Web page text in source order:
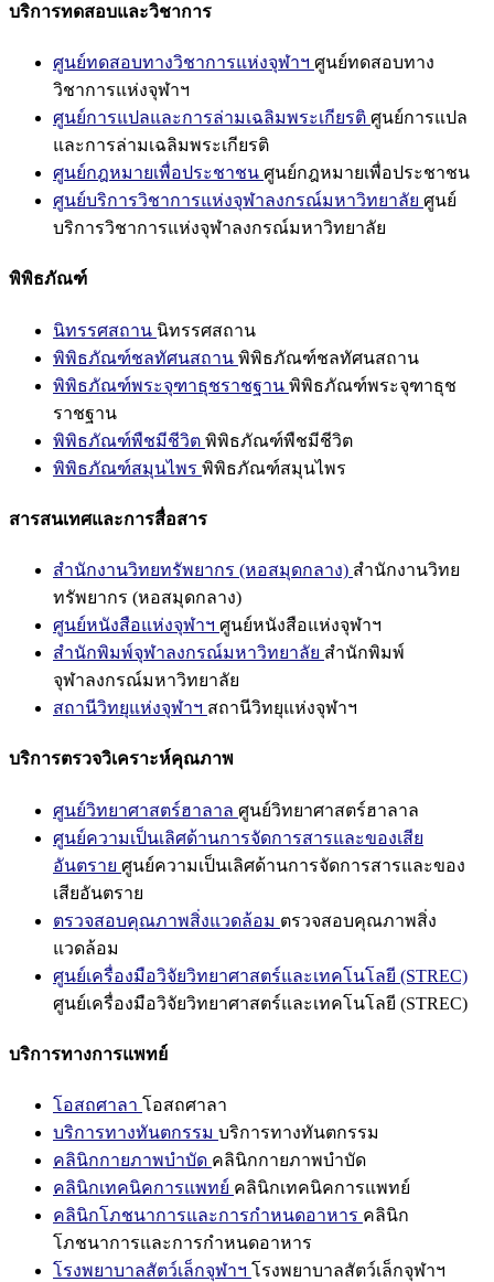
บริการทดสอบและวิชาการ
ศูนย์ทดสอบทางวิชาการแห่งจุฬาฯ ศูนย์ทดสอบทาง
วิชาการแห่งจุฬาฯ
ศูนย์การแปลและการล่ามเฉลิมพระเกียรติ ศูนย์การแปล
และการล่ามเฉลิมพระเกียรติ
ศูนย์กฎหมายเพื่อประชาชน ศูนย์กฎหมายเพื่อประชาชน
ศูนย์บริการวิชาการแห่งจุฬาลงกรณ์มหาวิทยาลัย ศูนย์
บริการวิชาการแห่งจุฬาลงกรณ์มหาวิทยาลัย
พิพิธภัณฑ์
นิทรรศสถาน นิทรรศสถาน
พิพิธภัณฑ์ชลทัศนสถาน พิพิธภัณฑ์ชลทัศนสถาน
พิพิธภัณฑ์พระจุฑาธุชราชฐาน พิพิธภัณฑ์พระจุฑาธุช
ราชฐาน
พิพิธภัณฑ์พืชมีชีวิต พิพิธภัณฑ์พืชมีชีวิต
พิพิธภัณฑ์สมุนไพร พิพิธภัณฑ์สมุนไพร
สารสนเทศและการสื่อสาร
สำนักงานวิทยทรัพยากร (หอสมุดกลาง) สำนักงานวิทย
ทรัพยากร (หอสมุดกลาง)
ศูนย์หนังสือแห่งจุฬาฯ ศูนย์หนังสือแห่งจุฬาฯ
สำนักพิมพ์จุฬาลงกรณ์มหาวิทยาลัย สำนักพิมพ์
จุฬาลงกรณ์มหาวิทยาลัย
สถานีวิทยุแห่งจุฬาฯ สถานีวิทยุแห่งจุฬาฯ
บริการตรวจวิเคราะห์คุณภาพ
ศูนย์วิทยาศาสตร์ฮาลาล ศูนย์วิทยาศาสตร์ฮาลาล
ศูนย์ความเป็นเลิศด้านการจัดการสารและของเสีย
อันตราย ศูนย์ความเป็นเลิศด้านการจัดการสารและของ
เสียอันตราย
ตรวจสอบคุณภาพสิ่งแวดล้อม ตรวจสอบคุณภาพสิ่ง
แวดล้อม
ศูนย์เครื่องมือวิจัยวิทยาศาสตร์และเทคโนโลยี (STREC)
ศูนย์เครื่องมือวิจัยวิทยาศาสตร์และเทคโนโลยี (STREC)
บริการทางการแพทย์
โอสถศาลา โอสถศาลา
บริการทางทันตกรรม บริการทางทันตกรรม
คลินิกกายภาพบำบัด คลินิกกายภาพบำบัด
คลินิกเทคนิคการแพทย์ คลินิกเทคนิคการแพทย์
คลินิกโภชนาการและการกำหนดอาหาร คลินิก
โภชนาการและการกำหนดอาหาร
โรงพยาบาลสัตว์เล็กจุฬาฯ โรงพยาบาลสัตว์เล็กจุฬาฯ